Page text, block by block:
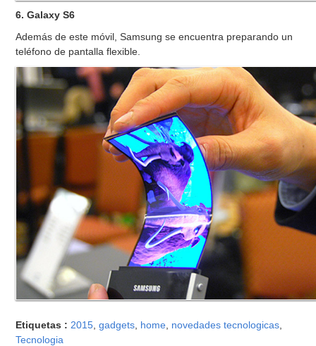
6. Galaxy S6
Además de este móvil, Samsung se encuentra preparando un
teléfono de pantalla flexible.
Etiquetas : 2015 ,gadgets home novedades tecnologicas
Tecnologia